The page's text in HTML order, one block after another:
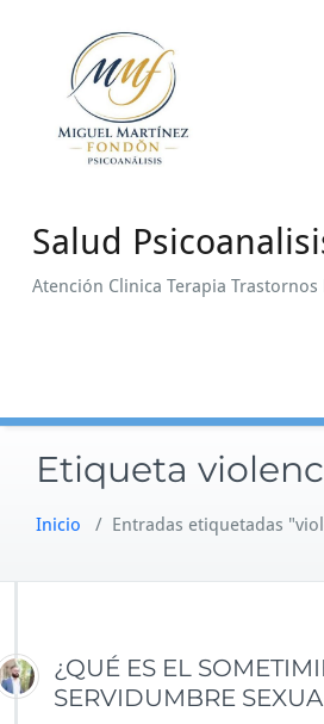
contenido
Salud
Atención Clinica Terapia Trastornos
Etiqueta
Inicio / Entradas etiquetadas
¿QUÉ ES EL
SERVIDUMBRE